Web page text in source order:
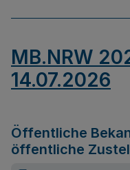
MB.NRW
14.07.2026
Öffentliche
öffentliche